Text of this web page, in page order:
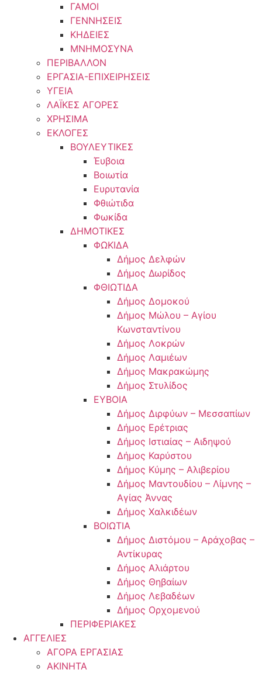
ΓΑΜΟΙ
ΓΕΝΝΗΣΕΙΣ
ΚΗΔΕΙΕΣ
ΜΝΗΜΟΣΥΝΑ
ΠΕΡΙΒΑΛΛΟΝ
ΕΡΓΑΣΙΑ-ΕΠΙΧΕΙΡΗΣΕΙΣ
ΥΓΕΙΑ
ΛΑΪΚΕΣ ΑΓΟΡΕΣ
ΧΡΗΣΙΜΑ
ΕΚΛΟΓΕΣ
ΒΟΥΛΕΥΤΙΚΕΣ
Έυβοια
Βοιωτία
Ευρυτανία
Φθιώτιδα
Φωκίδα
ΔΗΜΟΤΙΚΕΣ
ΦΩΚΙΔΑ
Δήμος Δελφών
Δήμος Δωρίδος
ΦΘΙΩΤΙΔΑ
Δήμος Δομοκού
Δήμος Μώλου – Αγίου
Κωνσταντίνου
Δήμος Λοκρών
Δήμος Λαμιέων
Δήμος Μακρακώμης
Δήμος Στυλίδος
ΕΥΒΟΙΑ
Δήμος Διρφύων – Μεσσαπίων
Δήμος Ερέτριας
Δήμος Ιστιαίας – Αιδηψού
Δήμος Καρύστου
Δήμος Κύμης – Αλιβερίου
Δήμος Μαντουδίου – Λίμνης –
Αγίας Άννας
Δήμος Χαλκιδέων
ΒΟΙΩΤΙΑ
Δήμος Διστόμου – Αράχοβας –
Αντίκυρας
Δήμος Αλιάρτου
Δήμος Θηβαίων
Δήμος Λεβαδέων
Δήμος Ορχομενού
ΠΕΡΙΦΕΡΙΑΚΕΣ
ΑΓΓΕΛΙΕΣ
ΑΓΟΡΑ ΕΡΓΑΣΙΑΣ
ΑΚΙΝΗΤΑ